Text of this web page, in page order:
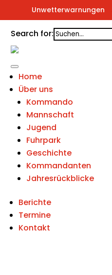
Unwetterwarnungen
Search for:
Home
Über uns
Kommando
Mannschaft
Jugend
Fuhrpark
Geschichte
Kommandanten
Jahresrückblicke
Berichte
Termine
Kontakt